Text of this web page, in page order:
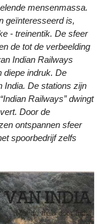
mensenmassa.
geïnteresseerd is,
- treinentik. De sfeer
de tot de verbeelding
Indian Railways
diepe indruk. De
India. De stations zijn
Railways” dwingt
Door de
ontspannen sfeer
spoorbedrijf zelfs